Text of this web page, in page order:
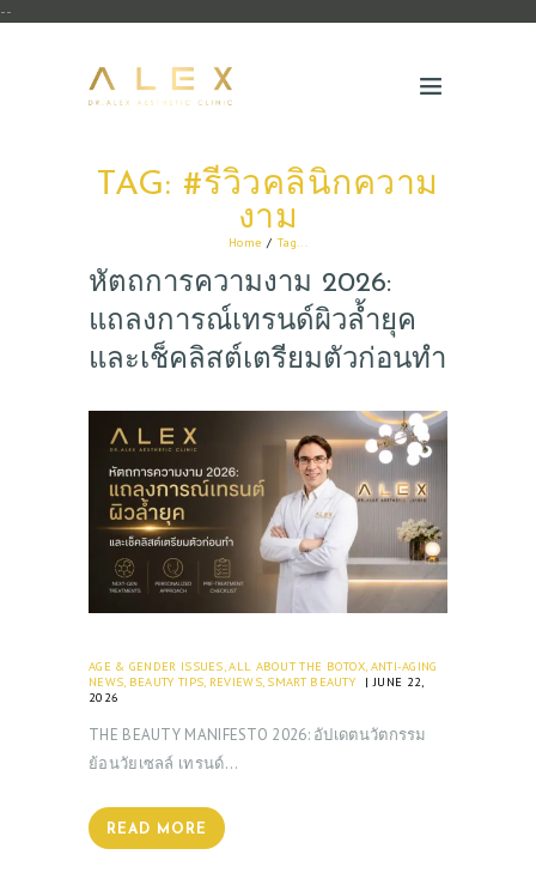
--
TAG: #รีวิวคลินิกความ
งาม
Home Tag...
หัตถการความงาม 2026:
แถลงการณ์เทรนด์ผิวล้ำยุค
และเช็คลิสต์เตรียมตัวก่อนทำ
AGE & GENDER ISSUES ,ALL ABOUT THE BOTOX ANTI-AGING
NEWS BEAUTY TIPS REVIEWS, SMART BEAUTY
JUNE 22,
2026
THE BEAUTY MANIFESTO 2026: อัปเดตนวัตกรรม
ย้อนวัยเซลล์ เทรนด์…
READ MORE